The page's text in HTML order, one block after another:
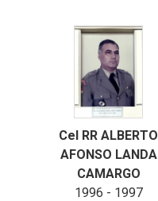
Cel RR ALBERTO
AFONSO LANDA
CAMARGO
1996 - 1997